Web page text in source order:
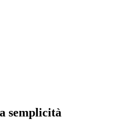
semplicità